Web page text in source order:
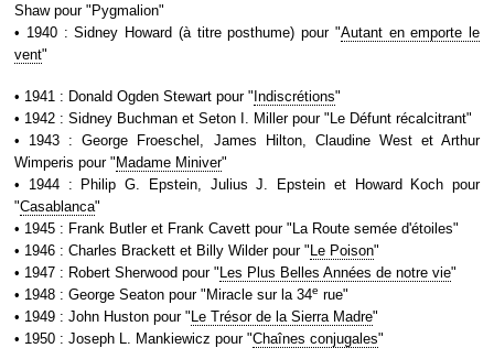
Shaw pour "Pygmalion"
• 1940 : Sidney Howard (à titre posthume) pour "Autant en emporte le
vent"
• 1941 : Donald Ogden Stewart pour " Indiscrétions"
• 1942 : Sidney Buchman et Seton I. Miller pour "Le Défunt récalcitrant"
• 1943 : George Froeschel, James Hilton, Claudine West et Arthur
Wimperis pour " Madame Miniver"
• 1944 : Philip G. Epstein, Julius J. Epstein et Howard Koch pour
"Casablanca"
• 1945 : Frank Butler et Frank Cavett pour "La Route semée d'étoiles"
• 1946 : Charles Brackett et Billy Wilder pour " Le Poison"
• 1947 : Robert Sherwood pour " Les Plus Belles Années de notre vie"
• 1948 : George Seaton pour "Miracle sur la 34e rue"
• 1949 : John Huston pour " Le Trésor de la Sierra Madre"
• 1950 : Joseph L. Mankiewicz pour "Chaînes conjugales"